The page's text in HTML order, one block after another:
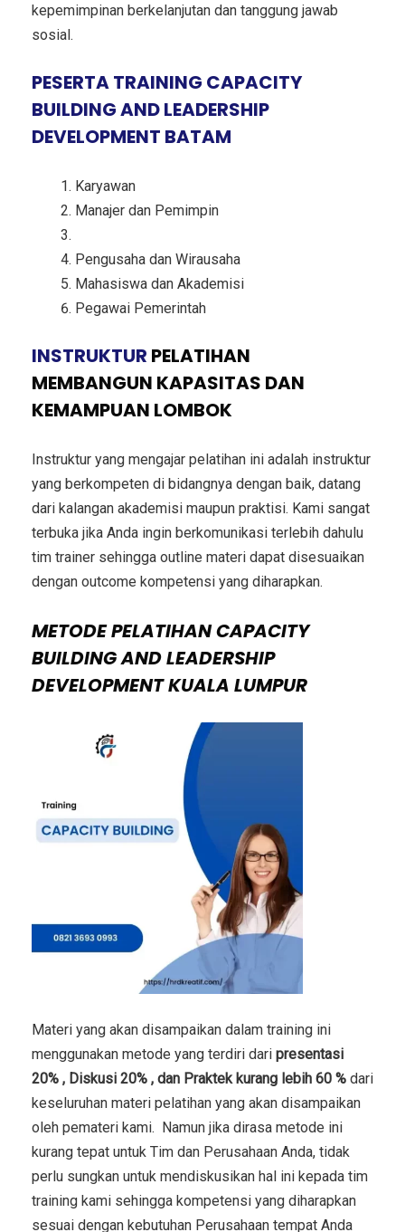
kepemimpinan berkelanjutan dan tanggung jawab
sosial.
PESERTA TRAINING CAPACITY
BUILDING AND LEADERSHIP
DEVELOPMENT BATAM
Karyawan
Manajer dan Pemimpin
Pengusaha dan Wirausaha
Mahasiswa dan Akademisi
Pegawai Pemerintah
INSTRUKTUR PELATIHAN
MEMBANGUN KAPASITAS DAN
KEMAMPUAN LOMBOK
Instruktur yang mengajar pelatihan ini adalah instruktur
yang berkompeten di bidangnya dengan baik, datang
dari kalangan akademisi maupun praktisi. Kami sangat
terbuka jika Anda ingin berkomunikasi terlebih dahulu
tim trainer sehingga outline materi dapat disesuaikan
dengan outcome kompetensi yang diharapkan.
METODEPELATIHAN CAPACITY
BUILDING AND LEADERSHIP
DEVELOPMENT KUALA LUMPUR
Materi yang akan disampaikan dalam training ini
menggunakan metode yang terdiri dari presentasi
20% , Diskusi 20% , dan Praktek kurang lebih 60 % dari
keseluruhan materi pelatihan yang akan disampaikan
oleh pemateri kami. Namun jika dirasa metode ini
kurang tepat untuk Tim dan Perusahaan Anda, tidak
perlu sungkan untuk mendiskusikan hal ini kepada tim
training kami sehingga kompetensi yang diharapkan
sesuai dengan kebutuhan Perusahaan tempat Anda